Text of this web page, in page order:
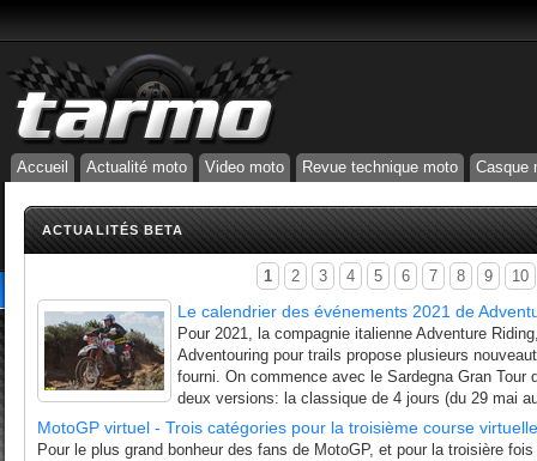
Accueil Actualité moto Video moto Revue technique moto Casque
ACTUALITÉS BETA
1 2 3 4 5 6 7 8 9 10
Le calendrier des événements 2021 de
Pour 2021, la compagnie italienne Adventure
Adventouring pour trails propose plusieurs
fourni. On commence avec le Sardegna Gran Tour
deux versions: la classique de 4 jours (du 29 mai
MotoGP virtuel - Trois catégories pour la troisième course virtuelle
Pour le plus grand bonheur des fans de MotoGP, et pour la troisière